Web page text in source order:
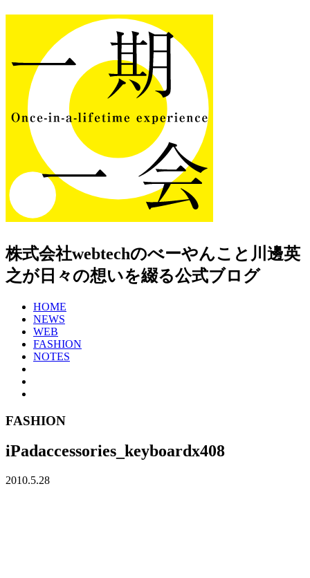
株式会社webtechのべーやんこと川邊英
之が日々の想いを綴る公式ブログ
HOME
NEWS
WEB
FASHION
NOTES
FASHION
iPadaccessories_keyboardx408
2010.5.28